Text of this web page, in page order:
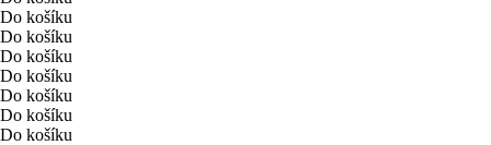
Do košíku
Do košíku
Do košíku
Do košíku
Do košíku
Do košíku
Do košíku